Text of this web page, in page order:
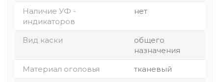
Наличие УФ -
индикаторов
нет
Вид каски
общего
назначения
Материал оголовья
тканевый